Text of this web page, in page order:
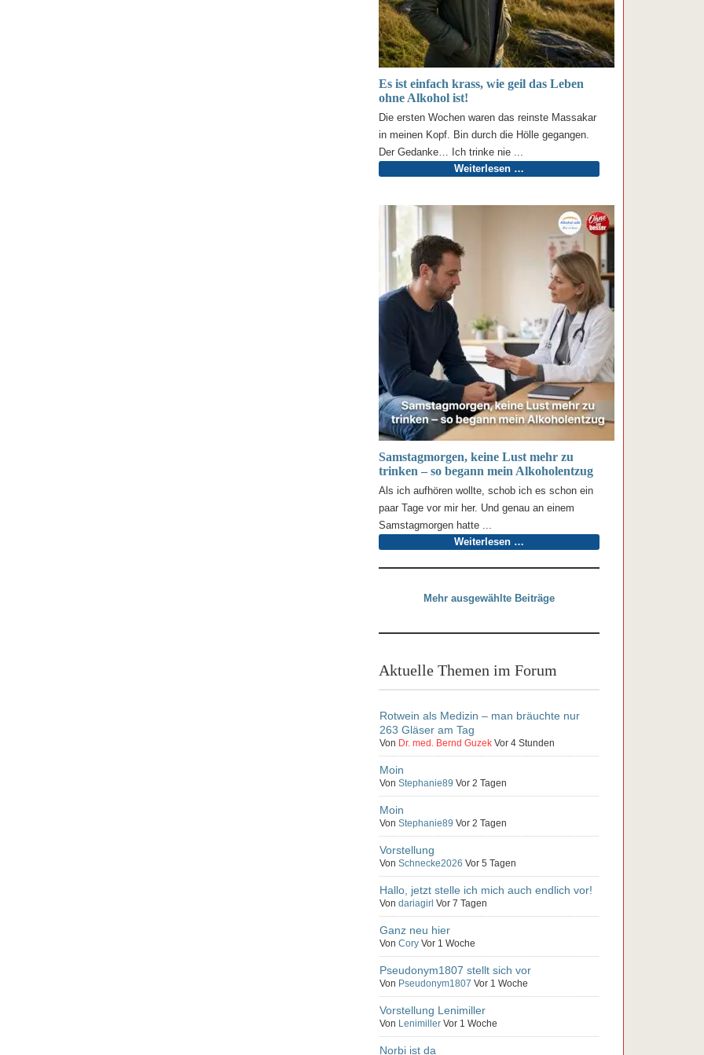
Es ist einfach krass, wie geil das Leben
ohne Alkohol ist!
Die ersten Wochen waren das reinste Massakar
in meinen Kopf. Bin durch die Hölle gegangen.
Der Gedanke… Ich trinke nie ...
Weiterlesen …
Samstagmorgen, keine Lust mehr zu
trinken – so begann mein Alkoholentzug
Als ich aufhören wollte, schob ich es schon ein
paar Tage vor mir her. Und genau an einem
Samstagmorgen hatte ...
Weiterlesen …
Mehr ausgewählte Beiträge
Aktuelle Themen im Forum
Rotwein als Medizin – man bräuchte nur
263 Gläser am Tag
Von Dr. med. Bernd Guzek Vor 4 Stunden
Moin
Von Stephanie89 Vor 2 Tagen
Moin
Von Stephanie89 Vor 2 Tagen
Vorstellung
Von Schnecke2026 Vor 5 Tagen
Hallo, jetzt stelle ich mich auch endlich vor!
Von dariagirl Vor 7 Tagen
Ganz neu hier
Von Cory Vor 1 Woche
Pseudonym1807 stellt sich vor
Von Pseudonym1807 Vor 1 Woche
Vorstellung Lenimiller
Von Lenimiller Vor 1 Woche
Norbi ist da